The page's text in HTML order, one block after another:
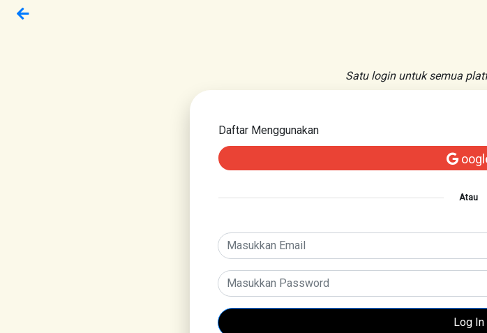
Satu login untuk semua
Daftar Menggunakan
Atau